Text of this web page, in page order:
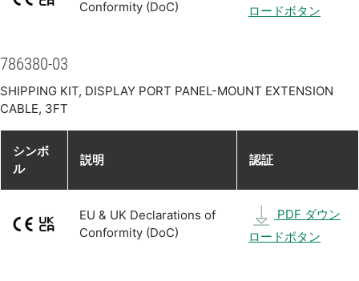
Conformity (DoC)
ロードボタン
786380-03
SHIPPING KIT, DISPLAY PORT PANEL-MOUNT EXTENSION
CABLE, 3FT
シンボ
ル
説明 認証
EU & UK Declarations of
Conformity (DoC)
PDF ダウン
ロードボタン